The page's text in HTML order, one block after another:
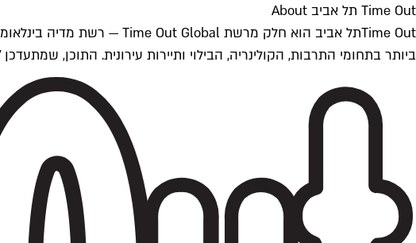
Time Out תל אביב About
ביותר בתחומי התרבות, הקולינריה, הבילוי ותיירות עירונית. התוכן, שמתעדכן 24/7, נכתב ונערך על ידי צוות עיתונאים מקצועי מקומי בישראל, בהתאם לסטנדרטים של Time Out העולמית.